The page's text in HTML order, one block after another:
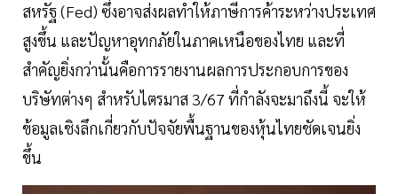
สหรัฐ (Fed) ซึ่งอาจส่งผลทำให้ภาษีการค้าระหว่างประเทศ
สูงขึ้น และปัญหาอุทกภัยในภาคเหนือของไทย และที่
สำคัญยิ่งกว่านั้นคือการรายงานผลการประกอบการของ
บริษัทต่างๆ สำหรับไตรมาส 3/67 ที่กำลังจะมาถึงนี้ จะให้
ข้อมูลเชิงลึกเกี่ยวกับปัจจัยพื้นฐานของหุ้นไทยชัดเจนยิ่ง
ขึ้น